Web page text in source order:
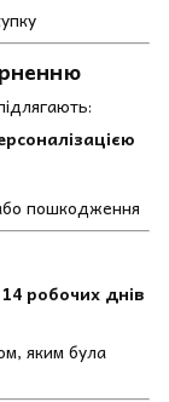
пошкодження
робочих днів
яким була